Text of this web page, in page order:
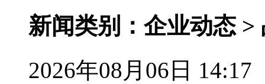
新闻类别：企业动态 >
2026年08月06日 14:17